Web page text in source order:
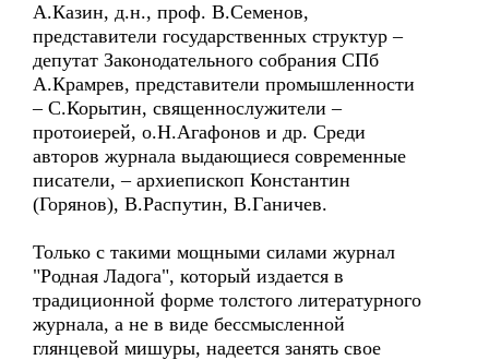
А.Казин, д.н., проф. В.Семенов,
представители государственных структур –
депутат Законодательного собрания СПб
А.Крамрев, представители промышленности
– С.Корытин, священнослужители –
протоиерей, о.Н.Агафонов и др. Среди
авторов журнала выдающиеся современные
писатели, – архиепископ Константин
(Горянов), В.Распутин, В.Ганичев.
Только с такими мощными силами журнал
"Родная Ладога", который издается в
традиционной форме толстого литературного
журнала, а не в виде бессмысленной
глянцевой мишуры, надеется занять свое